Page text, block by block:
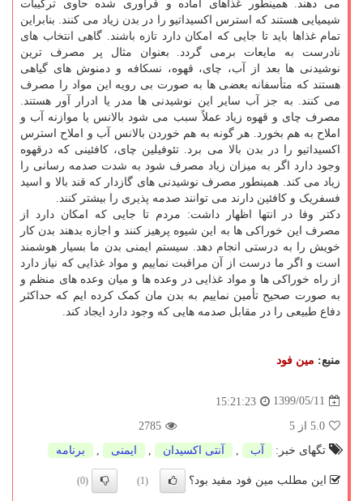
می دهند. همینطور غذاهای آماده و فراوری شده حاوی ترکیبات
شیمیایی هستند که استرس اکسیداتیو را در بدن زیاد می کنند. بنابراین
تمام غذاها باید تا جایی که امکان دارد تازه باشند. گاهی انتخاب های
نادرست به مایعات برمی گردد. بعنوان مثال پر مصرف ترین
نوشیدنی ها بعد از آب، چای، قهوه، نسکافه و دمنوش های گیاهی
هستند که متأسفانه بعضی ها به صورت بی رویه این مواد را مصرف
می کنند. به جز آب سایر این نوشیدنی ها مدر یا ادرار آور هستند.
مصرف چای و قهوه زیاد عملاً سبب می شود بالانس یا موازنه آب و
املاح به هم بخورد. هر گونه به هم خوردن بالانس آب و املاح استرس
اکسیداتیو را در بدن بالا می برد. تئوفیلین چای، کافئینی که درقهوه
وجود دارد اگر به میزان زیاد مصرف شود به شدت صدمه رسانی را
زیاد می کند. همینطور مصرف نوشیدنی های گازدار که قند بالا و اسید
فسفریک و کافئین دارند می توانند صدمه پذیری را بیشتر کنند.
دکتر وفا در انتها اظهار داشت: مردم تا جایی که امکان دارد از
مصرف این خوراکی ها به این شیوه پرهیز کنند و اجازه بدهند بدن کار
خویش را به درستی انجام دهد. سیستم ایمنی بدن ما بسیار هوشمند
است و اگر ما درست از آن مراقبت نماییم و مواد غذایی که نیاز دارد
از راه خوراکی ها و مواد غذایی در وعده ها و میان وعده های منظم و
به صورت صحیح تأمین نماییم به بدن مان کمک کرده ایم که حداکثر
دفاع طبیعی را در مقابل صدمه هایی که وجود دارد ایجاد کند.
منبع: مین فود
1399/05/11
15:21:23
5.0 از 5
2785
تگهای خبر:
آب آنتی اكسیدان ایمنی برنامه
این مطلب مین فود مفید بود؟ (1)
(0)